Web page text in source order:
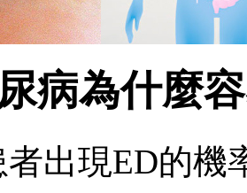
病為什麼
出現ED的機